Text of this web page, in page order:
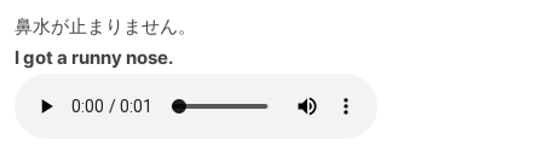
鼻水が止まりません。
I got a runny nose.